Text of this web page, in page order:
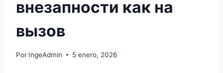
внезапности как на
вызов
Por IngeAdmin 5 enero, 2026